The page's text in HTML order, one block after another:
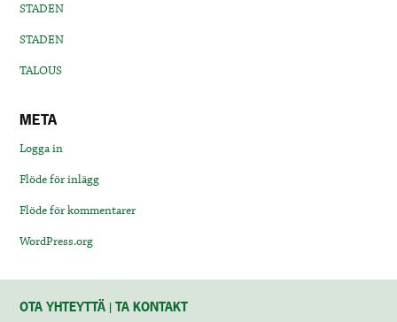
STADEN
STADEN
TALOUS
META
Logga in
Flöde för inlägg
Flöde för kommentarer
WordPress.org
OTA YHTEYTTÄ | TA KONTAKT